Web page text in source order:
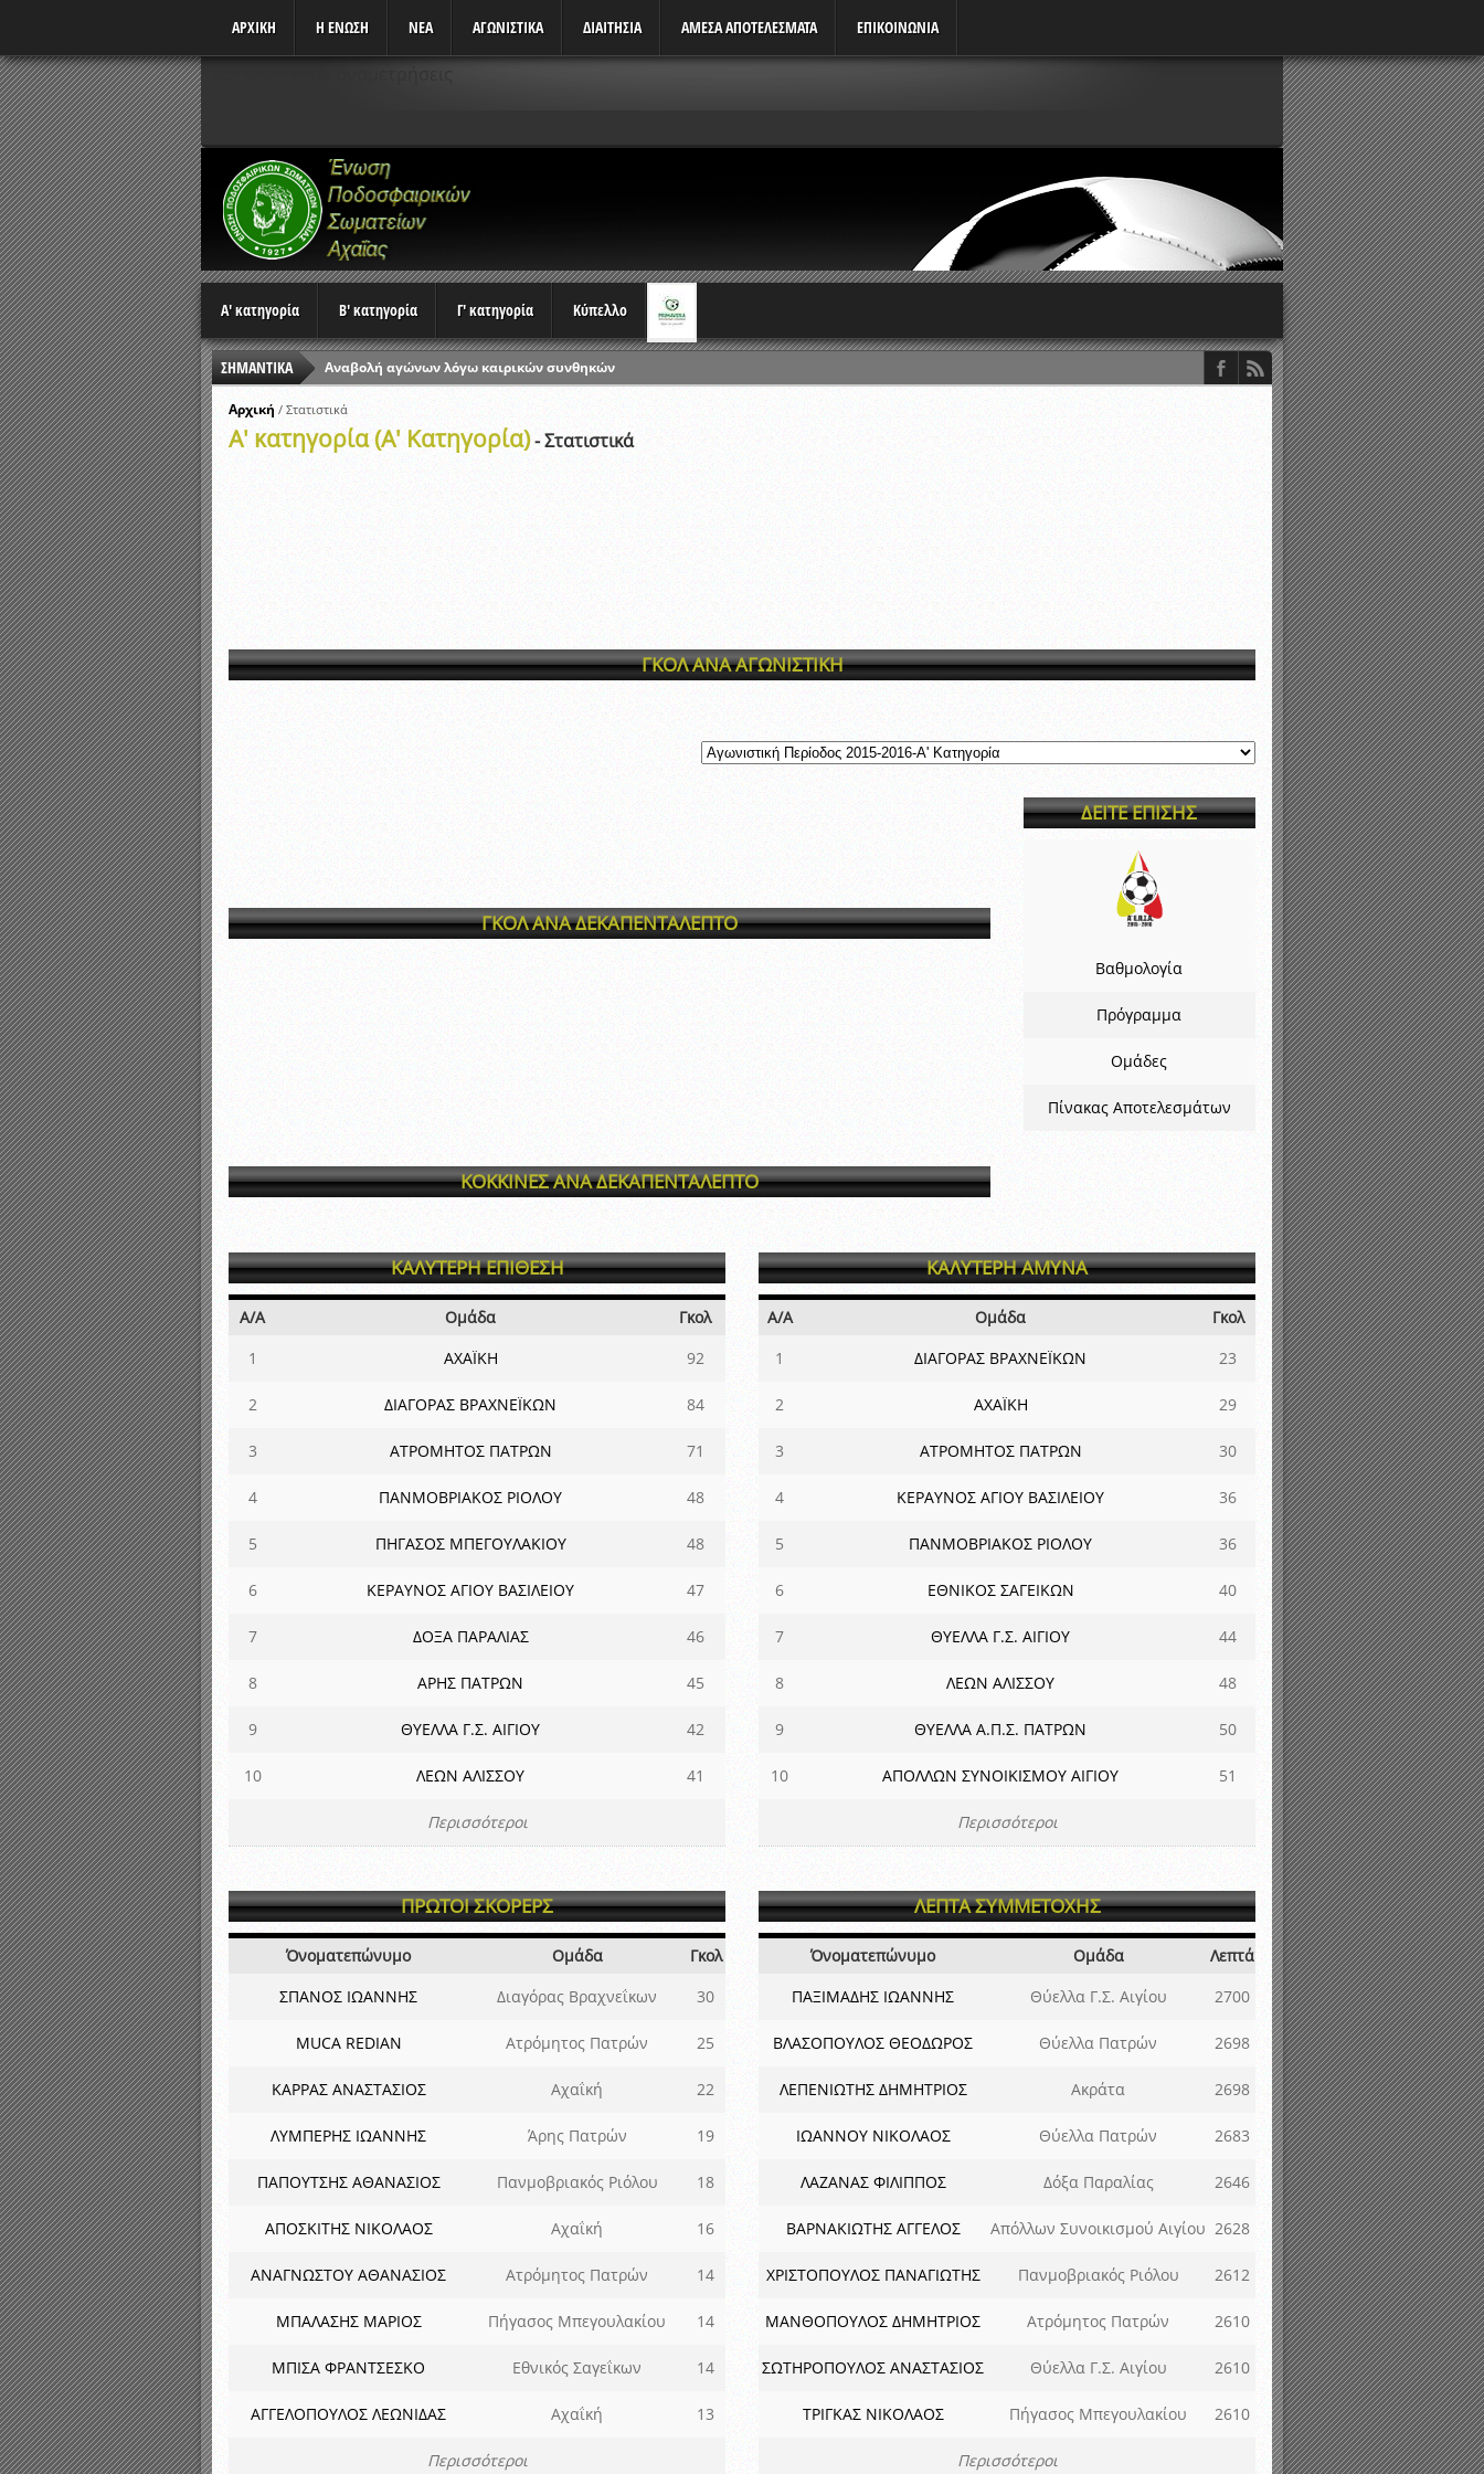
ΑΡΧΙΚΗ Η ΕΝΩΣΗ ΝΕΑ ΑΓΩΝΙΣΤΙΚΆ ΔΙΑΙΤΗΣΙΑ ΑΜΕΣΑ ΑΠΟΤΕΛΕΣΜΑΤΑ ΕΠΙΚΟΙΝΩΝΙΑ
Α' κατηγορία Β' κατηγορία Γ' κατηγορία Κύπελλο
ΣΗΜΑΝΤΙΚΑ
Αναβολή αγώνων λόγω καιρικών συνθηκών
Ώρες έναρξης αγώνων Πρωταθλημάτων
Αποτελέσματα επαναληπτικών γραπτών εξετάσεων και αγωνιστικών δοκιμασιών διαιτητών και παρατηρητών ΕΠΣΑ
Αρχική / Στατιστικά
Α' κατηγορία (Α' Κατηγορία)- Στατιστικά
ΓΚΟΛ ΑΝΑ ΑΓΩΝΙΣΤΙΚΗ
ΓΚΟΛ ΑΝΑ ΔΕΚΑΠΕΝΤΑΛΕΠΤΟ
ΚΟΚΚΙΝΕΣ ΑΝΑ ΔΕΚΑΠΕΝΤΑΛΕΠΤΟ
ΔΕΙΤΕ ΕΠΙΣΗΣ
Βαθμολογία
Πρόγραμμα
Ομάδες
Πίνακας Αποτελεσμάτων
ΚΑΛΥΤΕΡΗ ΕΠΙΘΕΣΗ
Α/Α Ομάδα
Γκολ
1
ΑΧΑΪΚΗ 92
2 ΔΙΑΓΟΡΑΣ ΒΡΑΧΝΕΪΚΩΝ 84
3 ΑΤΡΟΜΗΤΟΣ ΠΑΤΡΩΝ 71
4 ΠΑΝΜΟΒΡΙΑΚΟΣ ΡΙΟΛΟΥ 48
5 ΠΗΓΑΣΟΣ ΜΠΕΓΟΥΛΑΚΙΟΥ 48
6 ΚΕΡΑΥΝΟΣ ΑΓΙΟΥ ΒΑΣΙΛΕΙΟΥ 47
7 ΔΟΞΑ ΠΑΡΑΛΙΑΣ 46
8 ΑΡΗΣ ΠΑΤΡΩΝ 45
9 ΘΥΕΛΛΑ Γ.Σ. ΑΙΓΙΟΥ 42
10 ΛΕΩΝ ΑΛΙΣΣΟΥ 41
Περισσότεροι
ΚΑΛΥΤΕΡΗ ΑΜΥΝΑ
Α/Α Ομάδα
Γκολ
1
ΔΙΑΓΟΡΑΣ ΒΡΑΧΝΕΪΚΩΝ 23
2 ΑΧΑΪΚΗ 29
3 ΑΤΡΟΜΗΤΟΣ ΠΑΤΡΩΝ 30
4 ΚΕΡΑΥΝΟΣ ΑΓΙΟΥ ΒΑΣΙΛΕΙΟΥ 36
5 ΠΑΝΜΟΒΡΙΑΚΟΣ ΡΙΟΛΟΥ 36
6 ΕΘΝΙΚΟΣ ΣΑΓΕΙΚΩΝ 40
7 ΘΥΕΛΛΑ Γ.Σ. ΑΙΓΙΟΥ 44
8 ΛΕΩΝ ΑΛΙΣΣΟΥ 48
9 ΘΥΕΛΛΑ Α.Π.Σ. ΠΑΤΡΩΝ 50
10 ΑΠΟΛΛΩΝ ΣΥΝΟΙΚΙΣΜΟΥ ΑΙΓΙΟΥ 51
Περισσότεροι
ΠΡΩΤΟΙ ΣΚΟΡΕΡΣ
Όνοματεπώνυμο Ομάδα
Γκολ
ΣΠΑΝΟΣ ΙΩΑΝΝΗΣ
Διαγόρας Βραχνεΐκων 30
MUCA REDIAN Ατρόμητος Πατρών 25
ΚΑΡΡΑΣ ΑΝΑΣΤΑΣΙΟΣ Αχαΐκή 22
ΛΥΜΠΕΡΗΣ ΙΩΑΝΝΗΣ Άρης Πατρών 19
ΠΑΠΟΥΤΣΗΣ ΑΘΑΝΑΣΙΟΣ Πανμοβριακός Ριόλου 18
ΑΠΟΣΚΙΤΗΣ ΝΙΚΟΛΑΟΣ Αχαΐκή 16
ΑΝΑΓΝΩΣΤΟΥ ΑΘΑΝΑΣΙΟΣ Ατρόμητος Πατρών 14
ΜΠΑΛΑΣΗΣ ΜΑΡΙΟΣ Πήγασος Μπεγουλακίου 14
ΜΠΙΣΑ ΦΡΑΝΤΣΕΣΚΟ Εθνικός Σαγεΐκων 14
ΑΓΓΕΛΟΠΟΥΛΟΣ ΛΕΩΝΙΔΑΣ Αχαΐκή 13
Περισσότεροι
ΛΕΠΤΑ ΣΥΜΜΕΤΟΧΗΣ
Όνοματεπώνυμο Ομάδα
Λεπτά
ΠΑΞΙΜΑΔΗΣ ΙΩΑΝΝΗΣ
Θύελλα Γ.Σ. Αιγίου 2700
ΒΛΑΣΟΠΟΥΛΟΣ ΘΕΟΔΩΡΟΣ Θύελλα Πατρών 2698
ΛΕΠΕΝΙΩΤΗΣ ΔΗΜΗΤΡΙΟΣ Ακράτα 2698
ΙΩΑΝΝΟΥ ΝΙΚΟΛΑΟΣ Θύελλα Πατρών 2683
ΛΑΖΑΝΑΣ ΦΙΛΙΠΠΟΣ Δόξα Παραλίας 2646
ΒΑΡΝΑΚΙΩΤΗΣ ΑΓΓΕΛΟΣ Απόλλων Συνοικισμού Αιγίου 2628
ΧΡΙΣΤΟΠΟΥΛΟΣ ΠΑΝΑΓΙΩΤΗΣ Πανμοβριακός Ριόλου 2612
ΜΑΝΘΟΠΟΥΛΟΣ ΔΗΜΗΤΡΙΟΣ Ατρόμητος Πατρών 2610
ΣΩΤΗΡΟΠΟΥΛΟΣ ΑΝΑΣΤΑΣΙΟΣ Θύελλα Γ.Σ. Αιγίου 2610
ΤΡΙΓΚΑΣ ΝΙΚΟΛΑΟΣ Πήγασος Μπεγουλακίου 2610
Περισσότεροι